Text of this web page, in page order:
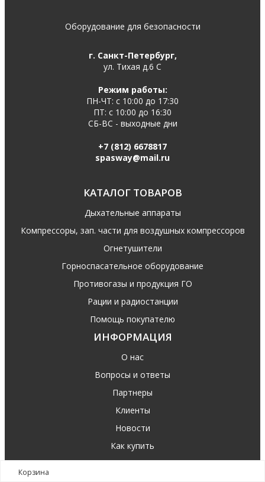
Оборудование для безопасности
г. Санкт-Петербург,
ул. Тихая д.6 С
Режим работы:
ПН-ЧТ: с 10:00 до 17:30
ПТ: с 10:00 до 16:30
СБ-ВС - выходные дни
+7 (812) 6678817
spasway@mail.ru
КАТАЛОГ ТОВАРОВ
Дыхательные аппараты
Компрессоры, зап. части для воздушных компрессоров
Огнетушители
Горноспасательное оборудование
Противогазы и продукция ГО
Рации и радиостанции
Помощь покупателю
ИНФОРМАЦИЯ
О нас
Вопросы и ответы
Партнеры
Клиенты
Новости
Как купить
Доставка
Корзина